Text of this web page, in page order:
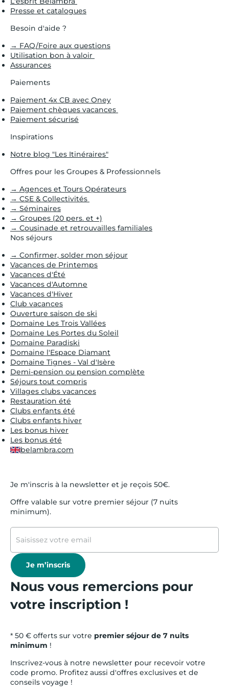
Presse et catalogues
Besoin d'aide ?
→ FAQ/Foire aux questions
Utilisation bon à valoir
Assurances
Paiements
Paiement 4x CB avec Oney
Paiement chèques vacances
Paiement sécurisé
Inspirations
Notre blog "Les Itinéraires"
Offres pour les Groupes & Professionnels
→ Agences et Tours Opérateurs
→ CSE & Collectivités
→ Séminaires
→ Groupes (20 pers. et +)
→ Cousinade et retrouvailles familiales
Nos séjours
→ Confirmer, solder mon séjour
Vacances de Printemps
Vacances d'Été
Vacances d'Automne
Vacances d'Hiver
Club vacances
Ouverture saison de ski
Domaine Les Trois Vallées
Domaine Les Portes du Soleil
Domaine Paradiski
Domaine l'Espace Diamant
Domaine Tignes - Val d'Isère
Demi-pension ou pension complète
Séjours tout compris
Villages clubs vacances
Restauration été
Clubs enfants été
Clubs enfants hiver
Les bonus hiver
Les bonus été
belambra.com
Je m'inscris à la newsletter et je reçois 50€.
Offre valable sur votre premier séjour (7 nuits
minimum).
Je m’inscris
Nous vous remercions pour
votre inscription !
* 50 € offerts sur votre premier séjour de 7 nuits
minimum !
Inscrivez-vous à notre newsletter pour recevoir votre
code promo. Profitez aussi d'offres exclusives et de
conseils voyage !